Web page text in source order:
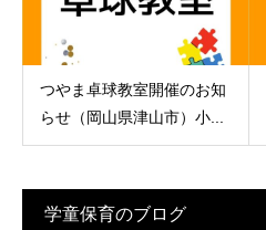
つやま卓球教室開催のお知
らせ（岡山県津山市）小...
学童保育のブログ